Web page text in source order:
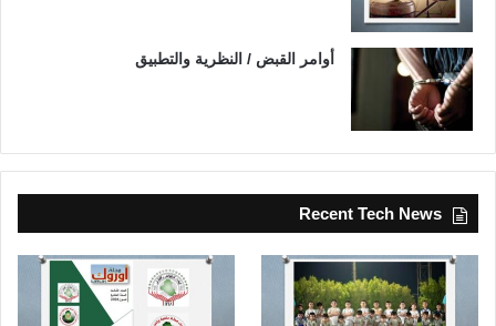
أوامر القبض / النظرية والتطبيق
Recent Tech News